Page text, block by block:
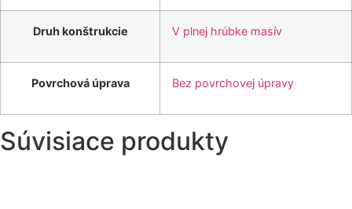
Druh konštrukcie V plnej hrúbke masív
Povrchová úprava Bez povrchovej úpravy
Súvisiace produkty